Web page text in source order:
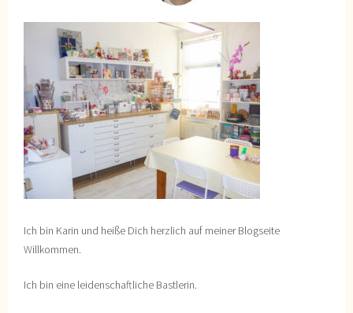
Ich bin Karin und heiße Dich herzlich auf meiner Blogseite
Willkommen.
Ich bin eine leidenschaftliche Bastlerin.